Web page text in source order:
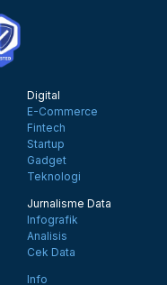
Digital
E-Commerce
Fintech
Startup
Gadget
Teknologi
Jurnalisme Data
Infografik
Analisis
Cek Data
Info